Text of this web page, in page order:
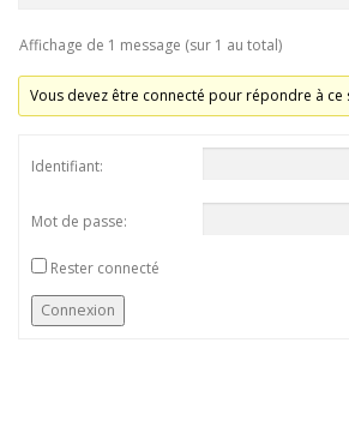
Affichage de 1 message (sur 1 au total)
Vous devez être connecté pour répondre à ce
Identifiant:
Mot de passe:
Rester connecté
Connexion